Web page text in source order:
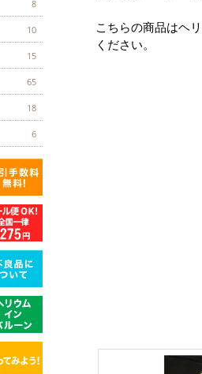
8
10
15
65
18
6
こちらの商品はヘ
ください。